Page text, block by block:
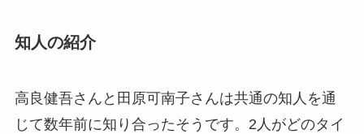
知人の紹介
高良健吾さんと田原可南子さんは共通の知人を通
じて数年前に知り合ったそうです。2人がどのタイ